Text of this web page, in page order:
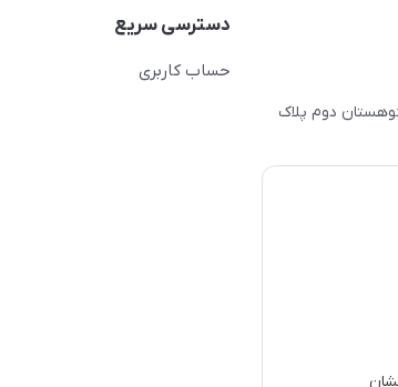
کوهستان دوم پلاک
دسترسی سریع
حساب کاربری